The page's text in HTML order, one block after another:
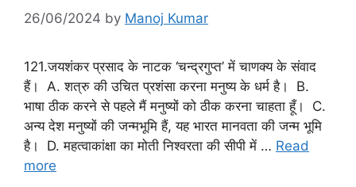
26/06/2024 by Manoj Kumar
121.जयशंकर प्रसाद के नाटक ‘चन्द्रगुप्त’ में चाणक्य के संवाद
हैं। A. शत्रु की उचित प्रशंसा करना मनुष्य के धर्म है। B.
भाषा ठीक करने से पहले मैं मनुष्यों को ठीक करना चाहता हूँ। C.
अन्य देश मनुष्यों की जन्मभूमि हैं, यह भारत मानवता की जन्म भूमि
है। D. महत्वाकांक्षा का मोती निश्वरता की सीपी में … Read
more